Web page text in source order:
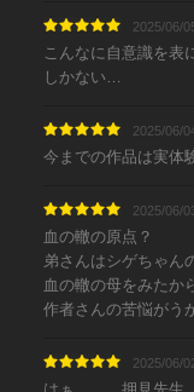
2025/06/
こんなに自意識を表
しかない…
2025/06/04 ㅤㅤㅤㅤㅤㅤㅤㅤ
今までの作品は実体
2025/06/
血の轍の原点？
弟さんはシゲちゃん
血の轍の母をみたか
作者さんの苦悩がう
2025/06/